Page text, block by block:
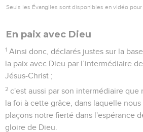
Seuls les Évangiles sont disponibles en vidéo pour
En paix avec Dieu
1 Ainsi donc, déclarés justes sur la
la paix avec Dieu par l’intermédiaire
Jésus-Christ ;
2 c'est aussi par son intermédiaire que
la foi à cette grâce, dans laquelle
plaçons notre fierté dans l'espérance
gloire de Dieu.